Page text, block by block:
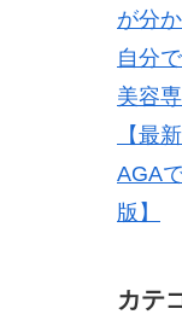
が分
自分
美容
【最
AGA
版】
カテ